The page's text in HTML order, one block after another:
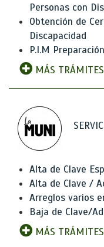
Personas con
Obtención de
Discapacidad
P.I.M
MÁS TRÁMITES
Alta de Clave
Alta de Clave /
Arreglos varios
Baja de Clave/
MÁS TRÁMITES